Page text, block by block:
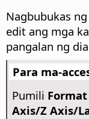
Nagbubukas
edit ang mga
pangalan ng
Para ma-
Pumili
Axis/Z Axis/